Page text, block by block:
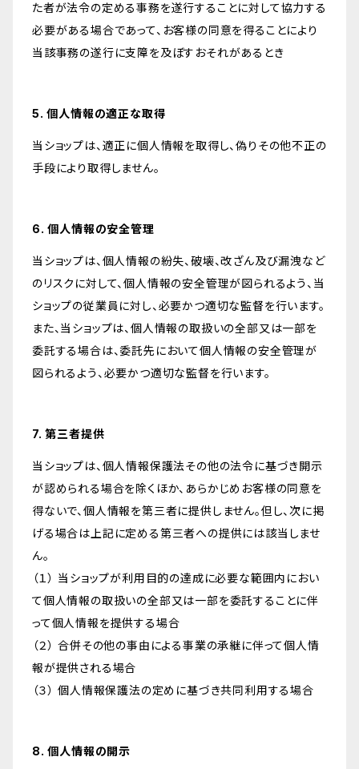
た者が法令の定める事務を遂行することに対して協力する
必要がある場合であって、お客様の同意を得ることにより
当該事務の遂行に支障を及ぼすおそれがあるとき
5. 個人情報の適正な取得
当ショップは、適正に個人情報を取得し、偽りその他不正の
手段により取得しません。
6. 個人情報の安全管理
当ショップは、個人情報の紛失、破壊、改ざん及び漏洩など
のリスクに対して、個人情報の安全管理が図られるよう、当
ショップの従業員に対し、必要かつ適切な監督を行います。
また、当ショップは、個人情報の取扱いの全部又は一部を
委託する場合は、委託先において個人情報の安全管理が
図られるよう、必要かつ適切な監督を行います。
7. 第三者提供
当ショップは、個人情報保護法その他の法令に基づき開示
が認められる場合を除くほか、あらかじめお客様の同意を
得ないで、個人情報を第三者に提供しません。但し、次に掲
げる場合は上記に定める第三者への提供には該当しませ
ん。
（１） 当ショップが利用目的の達成に必要な範囲内におい
て個人情報の取扱いの全部又は一部を委託することに伴
って個人情報を提供する場合
（２） 合併その他の事由による事業の承継に伴って個人情
報が提供される場合
（３） 個人情報保護法の定めに基づき共同利用する場合
8. 個人情報の開示